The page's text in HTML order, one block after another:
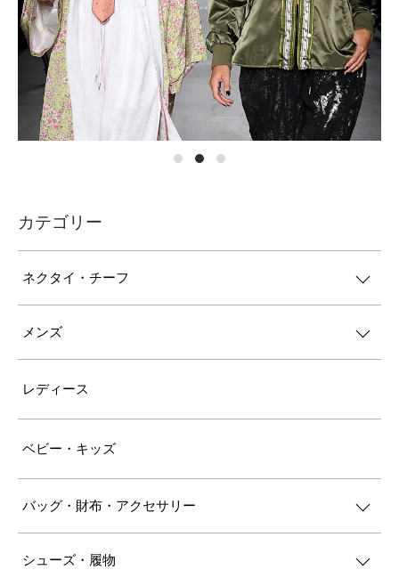
カテゴリー
ネクタイ・チーフ
メンズ
レディース
ベビー・キッズ
バッグ・財布・アクセサリー
シューズ・履物